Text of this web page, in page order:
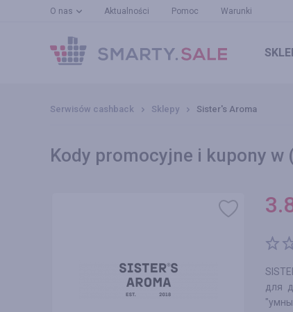
O nas Aktualności Pomoc Warunki
Serwisów cashback Sklepy Sister's Aroma
Kody promocyjne i kupony w
для